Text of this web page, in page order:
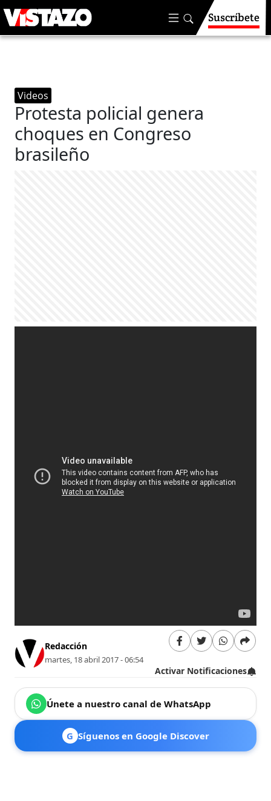
Suscríbete
Videos
Protesta policial genera
choques en Congreso
brasileño
Redacción
martes, 18 abril 2017 - 06:54
Activar Notificaciones
Únete a nuestro canal de WhatsApp
G Síguenos en Google Discover